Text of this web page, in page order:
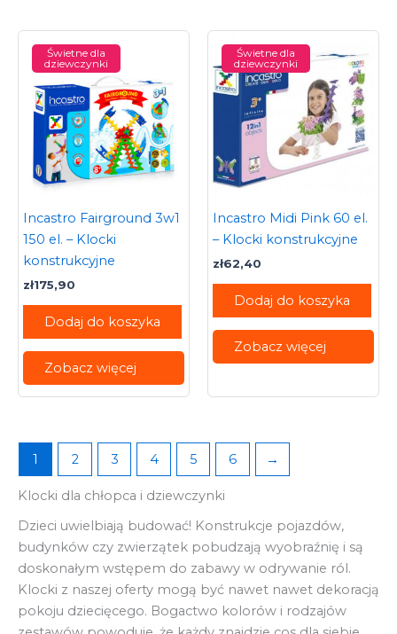
Świetne dla
dziewczynki
Incastro Fairground 3w1
150 el. – Klocki
konstrukcyjne
zł175,90
Dodaj do koszyka
Zobacz więcej
Świetne dla
dziewczynki
Incastro Midi Pink 60 el.
– Klocki konstrukcyjne
zł62,40
Dodaj do koszyka
Zobacz więcej
1 2 3 4 5 6 →
Klocki dla chłopca i dziewczynki
Dzieci uwielbiają budować! Konstrukcje pojazdów,
budynków czy zwierzątek pobudzają wyobraźnię i są
doskonałym wstępem do zabawy w odrywanie ról.
Klocki z naszej oferty mogą być nawet nawet dekoracją
pokoju dziecięcego. Bogactwo kolorów i rodzajów